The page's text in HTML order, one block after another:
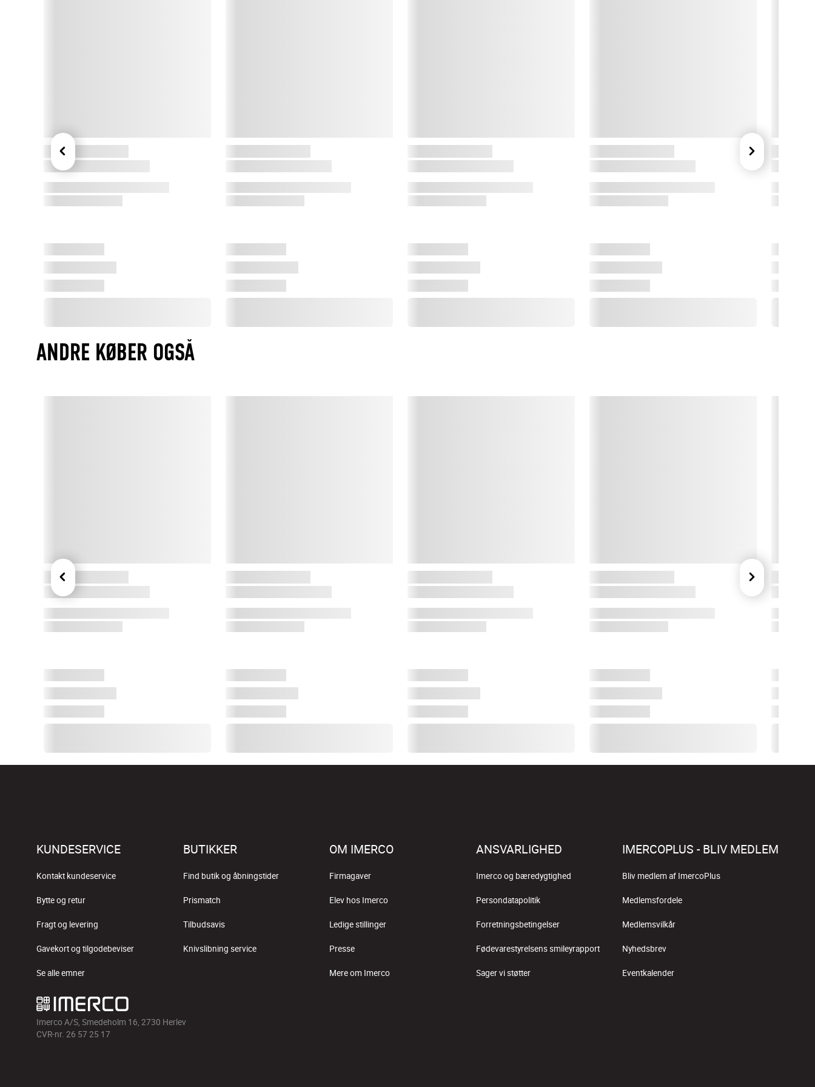
ANDRE KØBER OGSÅ
KUNDESERVICE
Kontakt kundeservice
Bytte og retur
Fragt og levering
Gavekort og tilgodebeviser
Se alle emner
BUTIKKER
Find butik og åbningstider
Prismatch
Tilbudsavis
Knivslibning service
OM IMERCO
Firmagaver
Elev hos Imerco
Ledige stillinger
Presse
Mere om Imerco
ANSVARLIGHED
Imerco og bæredygtighed
Persondatapolitik
Forretningsbetingelser
Fødevarestyrelsens smileyrapport
Sager vi støtter
IMERCOPLUS - BLIV MEDLEM
Bliv medlem af ImercoPlus
Medlemsfordele
Medlemsvilkår
Nyhedsbrev
Eventkalender
Imerco A/S, Smedeholm 16, 2730 Herlev
CVR-nr. 26 57 25 17